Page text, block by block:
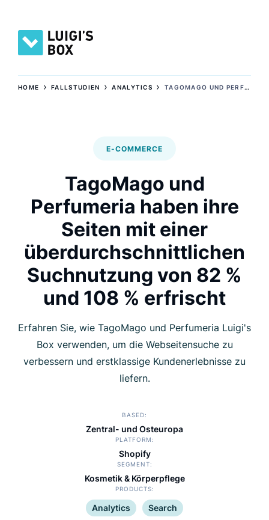
HOME ›FALLSTUDIEN ›ANALYTICS › TAGOMAGO UND PERFUMERIA HABEN IHRE SEITEN MIT EINER ÜBERDURCHSCHNITTLICHEN SUCHNUTZUNG VON 82 % UND 108 % ERFRISCHT
E-COMMERCE
TagoMago und
Perfumeria haben ihre
Seiten mit einer
überdurchschnittlichen
Suchnutzung von 82 %
und 108 % erfrischt
Erfahren Sie, wie TagoMago und Perfumeria Luigi's
Box verwenden, um die Webseitensuche zu
verbessern und erstklassige Kundenerlebnisse zu
liefern.
BASED
Zentral- und Osteuropa
PLATFORM
Shopify
SEGMENT
Kosmetik & Körperpflege
PRODUCTS
Analytics Search